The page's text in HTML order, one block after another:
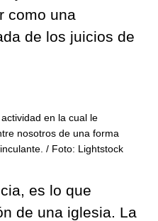
como una
de los juicios de
en la cual le
nosotros de una forma
/ Foto: Lightstock
es lo que
de una iglesia. La